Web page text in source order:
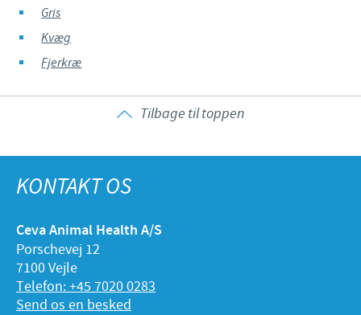
Gris
Kvæg
Fjerkræ
Tilbage til toppen
KONTAKT OS
Ceva Animal Health A/S
Porschevej 12
7100 Vejle
Telefon: +45 7020 0283
Send os en besked